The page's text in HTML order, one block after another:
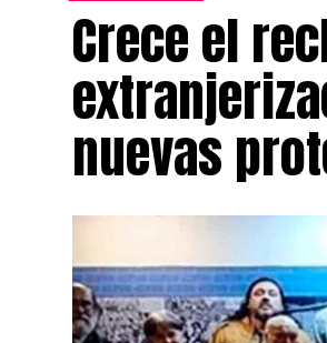
Crece el
nuevas